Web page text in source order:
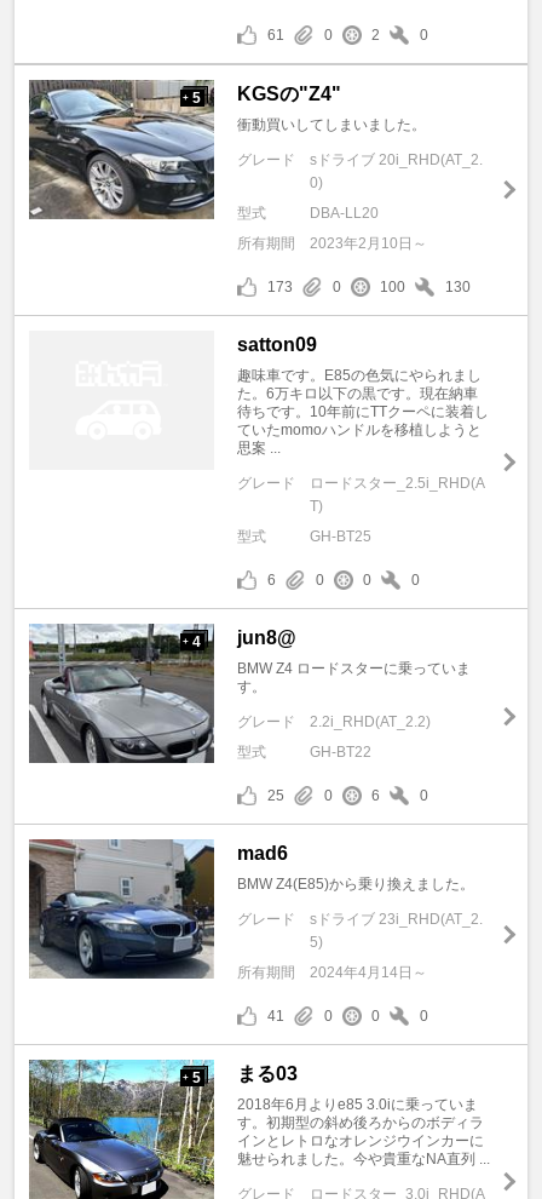
61 0 2 0
+ 5 KGSの"Z4"
衝動買いしてしまいました。
グレード
sドライブ 20i_RHD(AT_2.
0)
型式
DBA-LL20
所有期間
2023年2月10日～
173 0 100 130
satton09
趣味車です。E85の色気にやられまし
た。6万キロ以下の黒です。現在納車
待ちです。10年前にTTクーペに装着し
ていたmomoハンドルを移植しようと
思案 ...
グレード
ロードスター_2.5i_RHD(A
T)
型式
GH-BT25
6 0 0 0
+ 4 jun8@
BMW Z4 ロードスターに乗っていま
す。
グレード
2.2i_RHD(AT_2.2)
型式
GH-BT22
25 0 6 0
mad6
BMW Z4(E85)から乗り換えました。
グレード
sドライブ 23i_RHD(AT_2.
5)
所有期間
2024年4月14日～
41 0 0 0
+ 5 まる03
2018年6月よりe85 3.0iに乗っていま
す。初期型の斜め後ろからのボディラ
インとレトロなオレンジウインカーに
魅せられました。今や貴重なNA直列 ...
グレード ロードスター_3.0i_RHD(A